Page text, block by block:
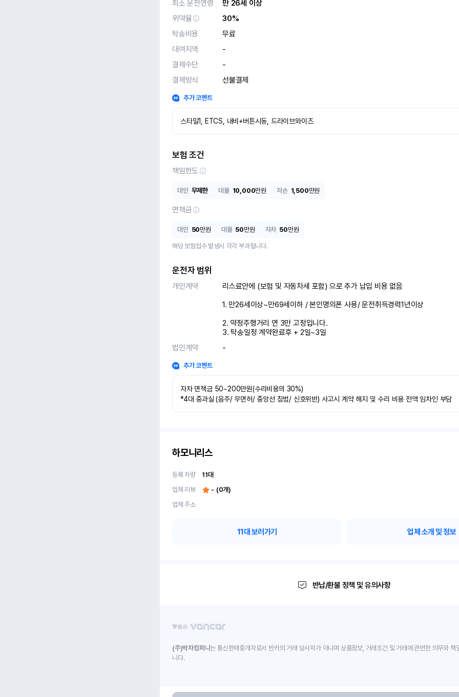
최소 운전연령
만 26세 이상
위약율
30%
탁송비용
무료
대여지역
-
결제수단
-
결제방식
선불결제
추가 코멘트
스타일1, ETCS, 내비+버튼시동, 드라이브와이즈
보험 조건
책임한도
대인 무제한 대물 10,000만원 자손 1,500만원
면책금
대인 50만원 대물 50만원 자차 50만원
해당 보험접수 발생시 각각 부과됩니다.
운전자 범위
개인계약
리스료안에 (보험 및 자동차세 포함) 으로 추가 납입 비용 없음
1. 만26세이상~만69세이하 / 본인명의폰 사용/ 운전취득경력1년이상
2. 약정주행거리 연 3만 고정입니다.
3. 탁송일정 계약완료후 + 2일~3일
법인계약
-
추가 코멘트
자차 면책금 50~200만원(수리비용의 30%)
*4대 중과실 (음주/ 무면허/ 중앙선 침범/ 신호위반) 사고시 계약 해지 및 수리 비용 전액 임차인 부담
하모니리스
등록 차량 11대
업체 리뷰
- (0개)
업체 주소
11대 보러가기 업체 소개 및 정보
반납/환불 정책 및 유의사항
(주)박차컴퍼니는 통신판매중개자로서 반카의 거래 당사자가 아니며 상품정보, 거래조건 및 거래에 관련한 의무와 책
니다.